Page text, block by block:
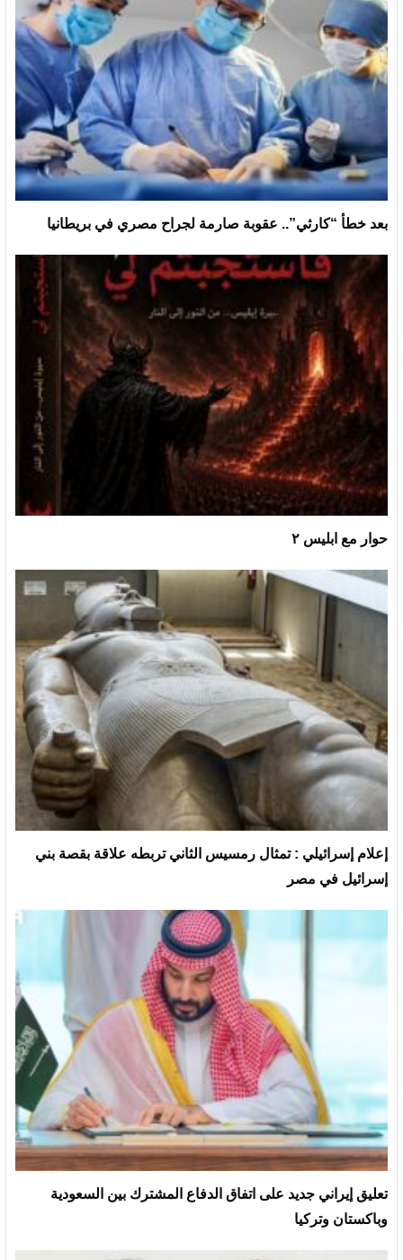
بعد خطأ “كارثي”.. عقوبة صارمة لجراح مصري في بريطانيا
حوار مع ابليس ٢
إعلام إسرائيلي : تمثال رمسيس الثاني تربطه علاقة بقصة بني
إسرائيل في مصر
تعليق إيراني جديد على اتفاق الدفاع المشترك بين السعودية
وباكستان وتركيا